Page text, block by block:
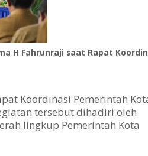
H Fahrunraji saat Rapat
Koordinasi Pemerintah
tersebut dihadiri oleh
lingkup Pemerintah Kota